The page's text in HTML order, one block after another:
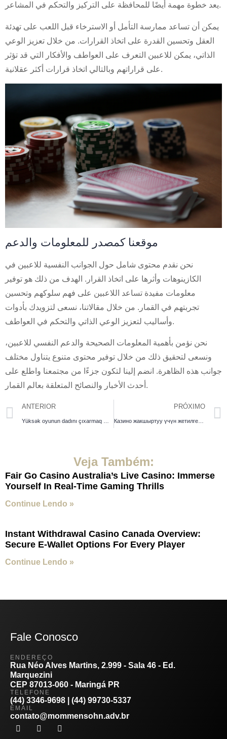
يعد خطوة مهمة أيضًا للمحافظة على التركيز والتحكم في المشاعر.
يمكن أن تساعد ممارسة التأمل أو الاسترخاء قبل اللعب على تهدئة
العقل وتحسين القدرة على اتخاذ القرارات. من خلال تعزيز الوعي
الذاتي، يمكن للاعبين التعرف على العواطف والأفكار التي قد تؤثر
على قراراتهم وبالتالي اتخاذ قرارات أكثر عقلانية.
موقعنا كمصدر للمعلومات والدعم
نحن نقدم محتوى شامل حول الجوانب النفسية للاعبين في
الكازينوهات وأثرها على اتخاذ القرار. الهدف من ذلك هو توفير
معلومات مفيدة تساعد اللاعبين على فهم سلوكهم وتحسين
تجربتهم في القمار. من خلال مقالاتنا، نسعى لتزويدك بأدوات
وأساليب لتعزيز الوعي الذاتي والتحكم في العواطف.
نحن نؤمن بأهمية المعلومات الصحيحة والدعم النفسي للاعبين،
ونسعى لتحقيق ذلك من خلال توفير محتوى متنوع يتناول مختلف
جوانب هذه الظاهرة. انضم إلينا لتكون جزءًا من مجتمعنا واطلع على
أحدث الأخبار والنصائح المتعلقة بعالم القمار.
ANTERIOR
Yüksək oyunun dadını çıxarmaq Mostbet ilə unutulmaz kazino təcrübələri
PRÓXIMO
Казино жакшыртуу үчүн жетилген стратегиялар тууралуу жашыруун маалыматтар
Veja Também:
Fair Go Casino Australia’s Live Casino: Immerse
Yourself In Real-Time Gaming Thrills
Continue Lendo »
Instant Withdrawal Casino Canada Overview:
Secure E-Wallet Options For Every Player
Continue Lendo »
ENDEREÇO
Rua Néo Alves Martins, 2.999 - Sala 46 - Ed.
Marquezini
CEP 87013-060 - Maringá PR
TELEFONE
(44) 3346-9698 | (44) 99730-5337
EMAIL
contato@mommensohn.adv.br
Fale Conosco